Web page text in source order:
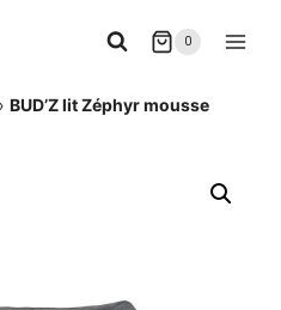
0
BUD’Z lit Zéphyr mousse